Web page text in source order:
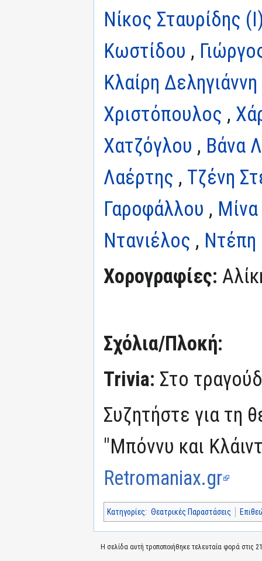
Νίκος Σταυρίδης
Κωστίδου ,
Κλαίρη Δεληγιάννη
Χριστόπουλος ,
Χατζόγλου , Βάνα
Λαέρτης , Τζένη
Γαροφάλλου ,
Ντανιέλος , Ντέπη
Χορογραφίες:
Σχόλια/Πλοκή:
Trivia: Στο
Συζητήστε για τη
"Μπόννυ και
Retromaniax.gr
Κατηγορίες: Θεατρικές Παραστάσεις
Η σελίδα αυτή τροποποιήθηκε τελευταία φορά στις 21